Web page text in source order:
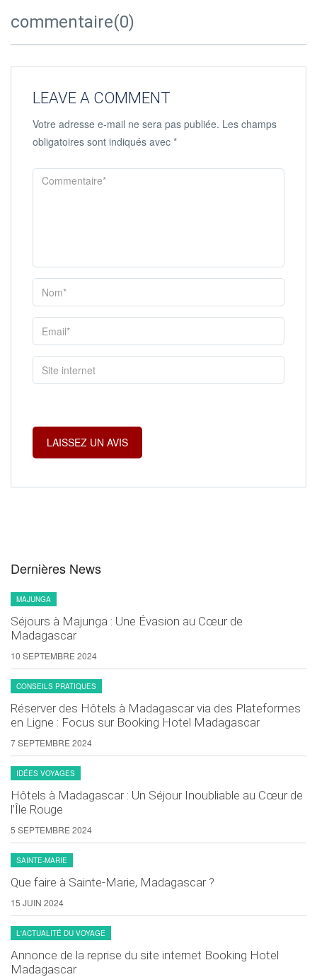
commentaire(0)
LEAVE A COMMENT
Votre adresse e-mail ne sera pas publiée. Les champs
obligatoires sont indiqués avec *
Dernières News
MAJUNGA
Séjours à Majunga : Une Évasion au Cœur de
Madagascar
10 SEPTEMBRE 2024
CONSEILS PRATIQUES
Réserver des Hôtels à Madagascar via des Plateformes
en Ligne : Focus sur Booking Hotel Madagascar
7 SEPTEMBRE 2024
IDÉES VOYAGES
Hôtels à Madagascar : Un Séjour Inoubliable au Cœur de
l’Île Rouge
5 SEPTEMBRE 2024
SAINTE-MARIE
Que faire à Sainte-Marie, Madagascar ?
15 JUIN 2024
L'ACTUALITÉ DU VOYAGE
Annonce de la reprise du site internet Booking Hotel
Madagascar